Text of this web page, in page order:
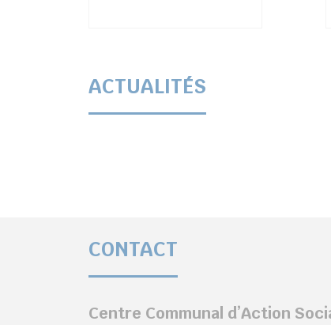
ACTUALITÉS
CONTACT
Centre Communal d’Action